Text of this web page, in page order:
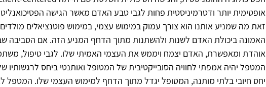
אופטימית יותר ודטרמיניסטית פחות לגבי טבע האדם מאשר הגישה
זאת מה שמניע אותנו הוא צורך עמוק במימוש עצמי, במימוש פוטנציאלים
האמונה ביכולת האדם לשנות ולהשתנות מתוך הדחף המניע הזה. אם הסביבה
אוהדת ומאפשרת, האדם יצמח ויממש את העצמי האמיתי שלו. לגבי טיפול,
המטפל יהיה אמפתי לחוויה הסובייקטיבית של המטופל ואותנטי ביחס לרגשותיו
יחס חיובי בלתי מותנה, המטופל יגדל מתוך הדחף למימוש העצמי שלו. המטפל